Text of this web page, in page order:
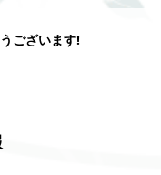
ございます!